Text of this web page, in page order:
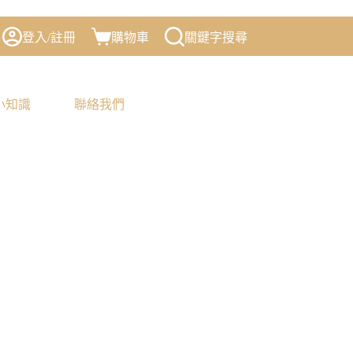
登入/註冊 購物車 關鍵字搜尋
知識 聯絡我們